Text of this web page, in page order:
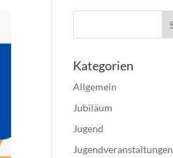
Kategorien
Allgemein
Jubiläum
Jugend
Jugendveranstaltungen